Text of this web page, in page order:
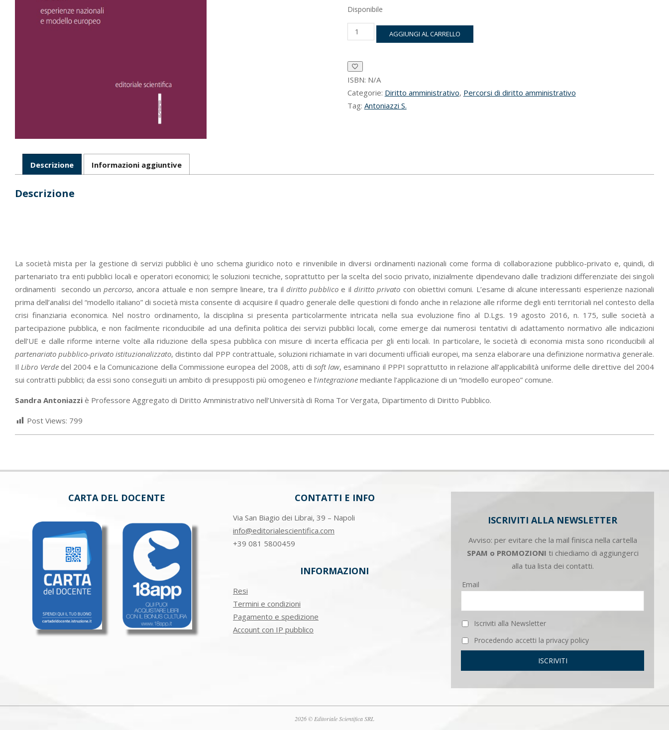
Disponibile
Società
miste
pubblici
locali
quantità
AGGIUNGI AL CARRELLO
ISBN: N/A
Categorie: Diritto amministrativo, Percorsi di diritto amministrativo
Tag: Antoniazzi S.
Descrizione Informazioni aggiuntive
Descrizione
La società mista per la gestione di servizi pubblici è uno schema giuridico noto e rinvenibile in diversi ordinamenti nazionali come forma di collaborazione pubblico-privato e, quindi, di
partenariato tra enti pubblici locali e operatori economici; le soluzioni tecniche, soprattutto per la scelta del socio privato, inizialmente dipendevano dalle tradizioni differenziate dei singoli
ordinamenti secondo unpercorso, ancora attuale e non sempre lineare, tra il diritto pubblicoe ildiritto privato con obiettivi comuni. L’esame di alcune interessanti esperienze nazionali
prima dell’analisi del “modello italiano” di società mista consente di acquisire il quadro generale delle questioni di fondo anche in relazione alle riforme degli enti territoriali nel contesto della
crisi finanziaria economica. Nel nostro ordinamento, la disciplina si presenta particolarmente intricata nella sua evoluzione fino al D.Lgs. 19 agosto 2016, n. 175, sulle società a
partecipazione pubblica, e non facilmente riconducibile ad una definita politica dei servizi pubblici locali, come emerge dai numerosi tentativi di adattamento normativo alle indicazioni
dell’UE e dalle riforme interne volte alla riduzione della spesa pubblica con misure di incerta efficacia per gli enti locali. In particolare, le società di economia mista sono riconducibili al
partenariato pubblico-privato istituzionalizzato, distinto dal PPP contrattuale, soluzioni richiamate in vari documenti ufficiali europei, ma senza elaborare una definizione normativa generale.
IlLibro Verdedel 2004 e la Comunicazione della Commissione europea del 2008, atti di soft law, esaminano il PPPI soprattutto in relazione all’applicabilità uniforme delle direttive del 2004
sui contratti pubblici; da essi sono conseguiti un ambito di presupposti più omogeneo e l’integrazione mediante l’applicazione di un “modello europeo” comune.
Sandra Antoniazzi è Professore Aggregato di Diritto Amministrativo nell’Università di Roma Tor Vergata, Dipartimento di Diritto Pubblico.
Post Views: 799
CARTA DEL DOCENTE CONTATTI E INFO
Via San Biagio dei Librai, 39 – Napoli
info@editorialescientifica.com
+39 081 5800459
INFORMAZIONI
Resi
Termini e condizioni
Pagamento e spedizione
Account con IP pubblico
ISCRIVITI ALLA NEWSLETTER
Avviso: per evitare che la mail finisca nella cartella
SPAM o PROMOZIONI ti chiediamo di aggiungerci
alla tua lista dei contatti.
Email
Iscriviti alla Newsletter
Procedendo accetti la privacy policy
2026 © Editoriale Scientifica SRL